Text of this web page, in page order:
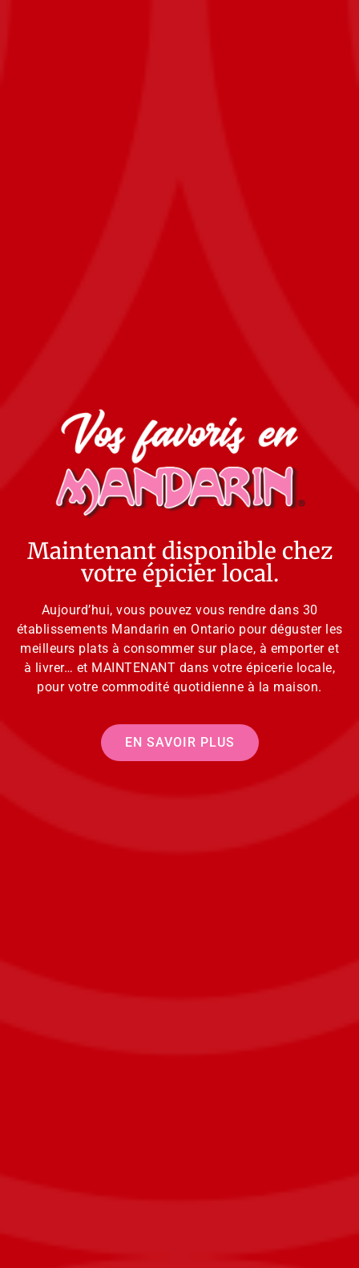
Maintenant disponible chez
votre épicier local.
Aujourd’hui, vous pouvez vous rendre dans 30
établissements Mandarin en Ontario pour déguster les
meilleurs plats à consommer sur place, à emporter et
à livrer… et MAINTENANT dans votre épicerie locale,
pour votre commodité quotidienne à la maison.
EN SAVOIR PLUS